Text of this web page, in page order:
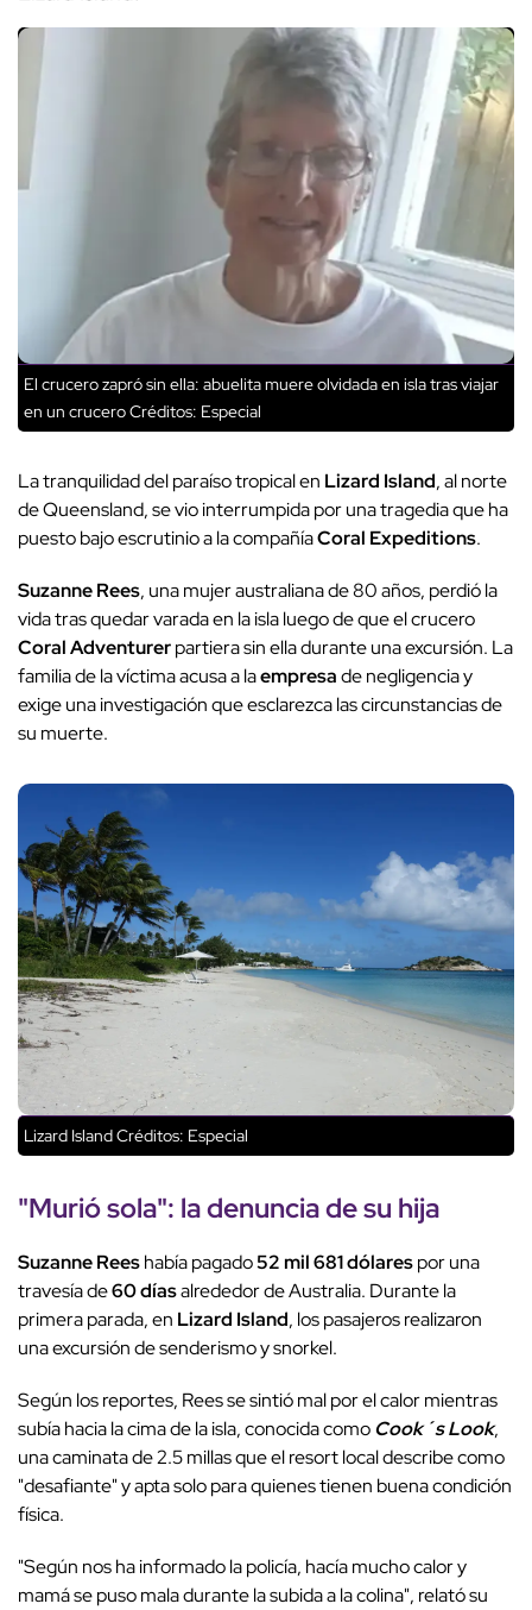
El crucero zapró sin ella: abuelita muere olvidada en isla tras viajar
en un cruceroCréditos: Especial
La tranquilidad del paraíso tropical en Lizard Island, al norte
de Queensland, se vio interrumpida por una tragedia que ha
puesto bajo escrutinio a la compañíaCoral Expeditions.
Suzanne Rees, una mujer australiana de 80 años, perdió la
vida tras quedar varada en la isla luego de que el crucero
Coral Adventurerpartiera sin ella durante una excursión. La
familia de la víctima acusa a laempresade negligencia y
exige una investigación que esclarezca las circunstancias de
su muerte.
Lizard IslandCréditos: Especial
"Murió sola": la denuncia de su hija
Suzanne Reeshabía pagado52 mil 681 dólarespor una
travesía de60 díasalrededor de Australia. Durante la
primera parada, en Lizard Island, los pasajeros realizaron
una excursión de senderismo y snorkel.
Según los reportes, Rees se sintió mal por el calor mientras
subía hacia la cima de la isla, conocida comoCook´s Look,
una caminata de 2.5 millas que el resort local describe como
"desafiante" y apta solo para quienes tienen buena condición
física.
"Según nos ha informado la policía, hacía mucho calor y
mamá se puso mala durante la subida a la colina", relató su